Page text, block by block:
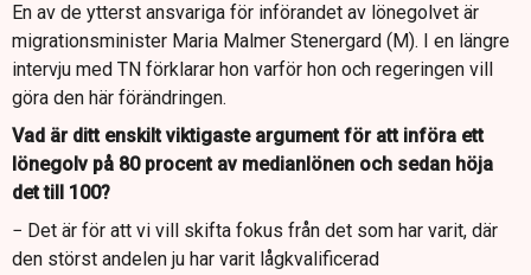
En av de ytterst ansvariga för införandet av lönegolvet är
migrationsminister Maria Malmer Stenergard (M). I en längre
intervju med TN förklarar hon varför hon och regeringen vill
göra den här förändringen.
Vad är ditt enskilt viktigaste argument för att införa ett
lönegolv på 80 procent av medianlönen och sedan höja
det till 100?
− Det är för att vi vill skifta fokus från det som har varit, där
den störst andelen ju har varit lågkvalificerad